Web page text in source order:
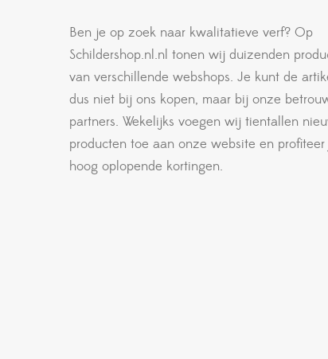
Ben je op zoek naar kwalitatieve verf? Op
Schildershop.nl.nl tonen wij duizenden
van verschillende webshops. Je kunt de
dus niet bij ons kopen, maar bij onze
partners. Wekelijks voegen wij tientallen
producten toe aan onze website en
hoog oplopende kortingen.